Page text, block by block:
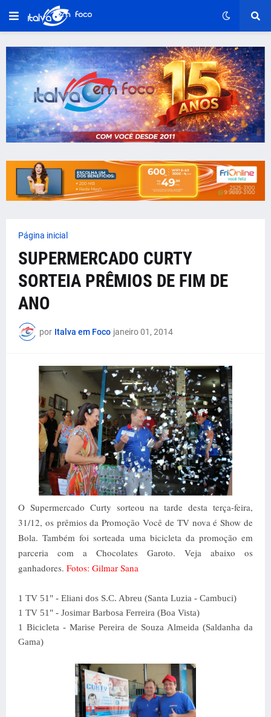
Página inicial
SUPERMERCADO CURTY
SORTEIA PRÊMIOS DE FIM DE
ANO
por Italva em Foco janeiro 01, 2014
O Supermercado Curty sorteou na tarde desta terça-feira,
31/12, os prêmios da Promoção Você de TV nova é Show de
Bola. Também foi sorteada uma bicicleta da promoção em
parceria com a Chocolates Garoto. Veja abaixo os
ganhadores. Fotos: Gilmar Sana
1 TV 51" - Eliani dos S.C. Abreu (Santa Luzia - Cambuci)
1 TV 51" - Josimar Barbosa Ferreira (Boa Vista)
1 Bicicleta - Marise Pereira de Souza Almeida (Saldanha da
Gama)